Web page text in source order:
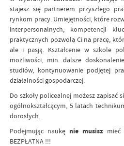
stajesz się partnerem przyszłego
rynkom pracy. Umiejętności, które
interpersonalnych, kompetencji
praktycznych pozwolą Ci na pracę,
ale i pasją. Kształcenie w szkole
możliwości, min. dalsze
studiów, kontynuowanie podjętej
działalności gospodarczej.
Do szkoły policealnej możesz zapisać
ogólnokształcącym, 5 latach
dorosłych.
Podejmując naukę nie musisz mieć
BEZPŁATNA !!!